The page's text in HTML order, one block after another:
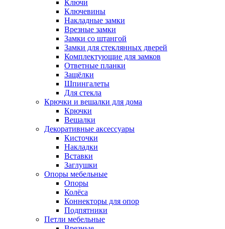
Ключи
Ключевины
Накладные замки
Врезные замки
Замки со штангой
Замки для стеклянных дверей
Комплектующие для замков
Ответные планки
Защёлки
Шпингалеты
Для стекла
Крючки и вешалки для дома
Крючки
Вешалки
Декоративные аксессуары
Кисточки
Накладки
Вставки
Заглушки
Опоры мебельные
Опоры
Колёса
Коннекторы для опор
Подпятники
Петли мебельные